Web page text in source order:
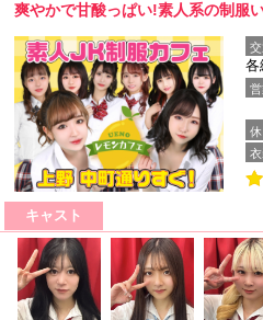
爽やかで甘酸っぱい!素人系の制服
各
休
キャスト